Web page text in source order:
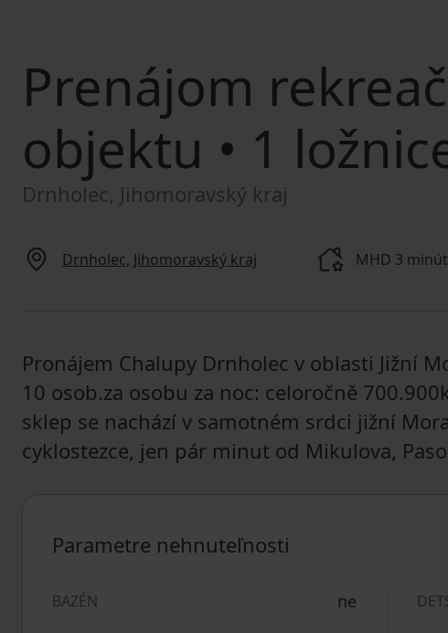
Prenájom
objektu • 1
Drnholec, Jihomoravský kraj
Drnholec, Jihomoravský kraj MHD 3
Pronájem Chalupy Drnholec v oblasti Jižní
10 osob.za osobu za noc: celoročně
sklep se nachází v samotném srdci jižní
cyklostezce, jen pár minut od Mikulova,
Parametre nehnuteľnosti
BAZÉN ne